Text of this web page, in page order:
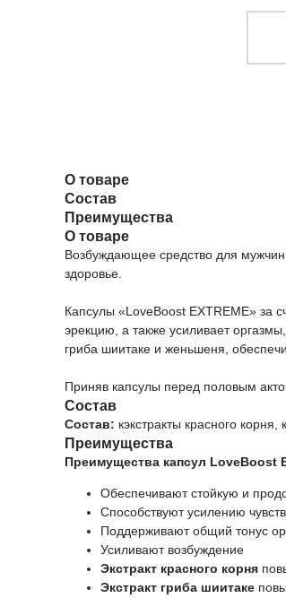
О товаре
Состав
Преимущества
О товаре
Возбуждающее средство для
здоровье.
Капсулы «LoveBoost EXTREME» за
эрекцию, а также усиливает
гриба шиитаке и женьшеня,
Приняв капсулы перед половым
Состав
Состав: кэкстракты красного
Преимущества
Преимущества капсул LoveBoost
Обеспечивают стойкую и
Способствуют усилению
Поддерживают общий тонус
Усиливают возбуждение
Экстракт красного корня
Экстракт гриба шиитаке